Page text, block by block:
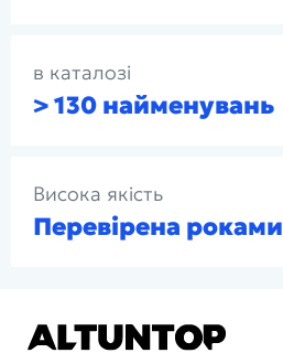
в каталозі
> 130 найменувань
Висока якість
Перевірена роками